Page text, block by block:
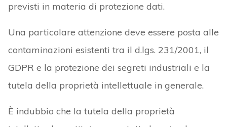
previsti in materia di protezione dati.
Una particolare attenzione deve essere posta alle
contaminazioni esistenti tra il d.lgs. 231/2001, il
GDPR e la protezione dei segreti industriali e la
tutela della proprietà intellettuale in generale.
È indubbio che la tutela della proprietà